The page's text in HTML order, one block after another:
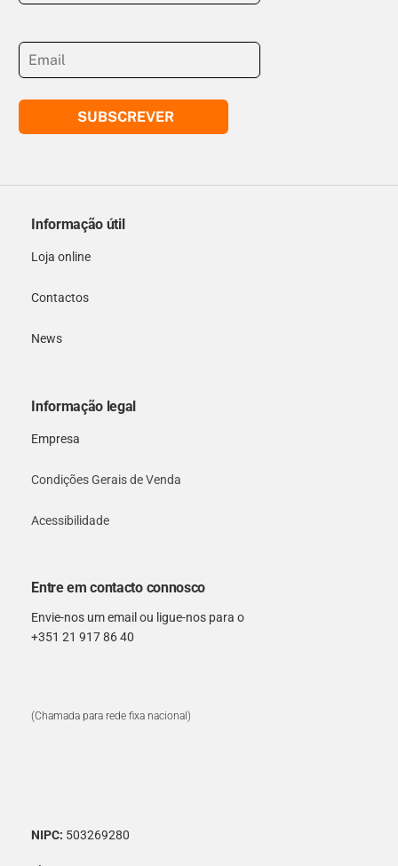
SUBSCREVER
Informação útil
Loja online
Contactos
News
Informação legal
Empresa
Condições Gerais de Venda
Acessibilidade
Entre em contacto connosco
Envie-nos um email ou ligue-nos para o
+351 21 917 86 40
(Chamada para rede fixa nacional)
NIPC: 503269280